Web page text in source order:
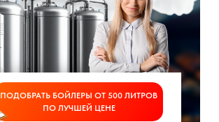
ПОДОБРАТЬ БОЙЛЕРЫ ОТ 500 ЛИТРОВ
ПО ЛУЧШЕЙ ЦЕНЕ